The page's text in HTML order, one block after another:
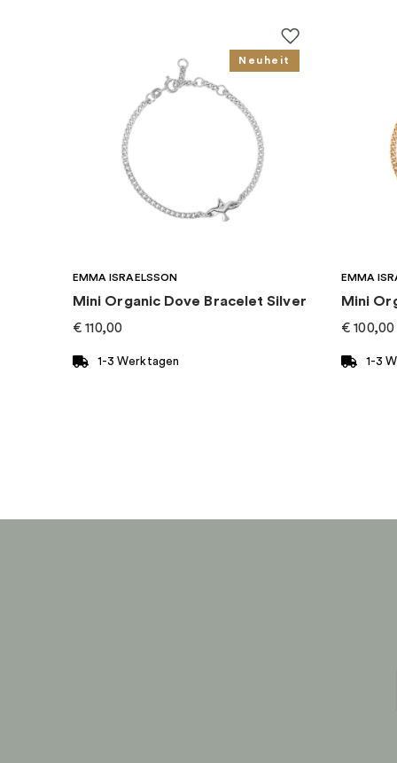
5700302279665
:
Kategorie Armband
Marke PANDORA
Neuheit
EMMA ISRAELSSON
Mini Organic Dove Bracelet Silver
€ 110,00
1-3 Werktagen
EMMA
Mini
€ 100,00
1-3